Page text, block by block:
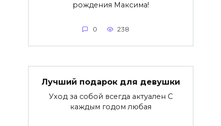
рождения Максима!
0 238
Лучший подарок для девушки
Уход за собой всегда актуален С
каждым годом любая